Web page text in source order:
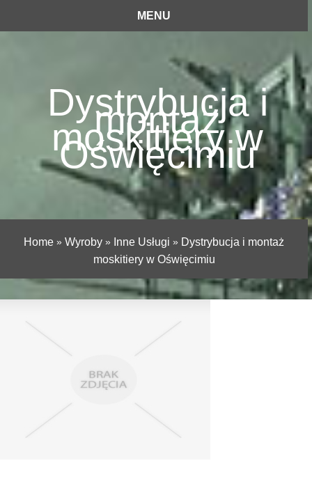
MENU
Dystrybucja i
montaż
moskitiery w
Oświęcimiu
Home » Wyroby » Inne Usługi » Dystrybucja i montaż
moskitiery w Oświęcimiu